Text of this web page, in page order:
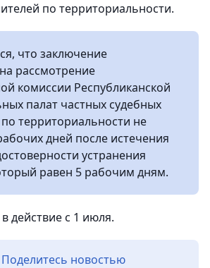
по территориальности.
что заключение
рассмотрение
комиссии Республиканской
палат частных судебных
территориальности не
дней после истечения
устранения
равен 5 рабочим дням.
действие с 1 июля.
Поделитесь новостью